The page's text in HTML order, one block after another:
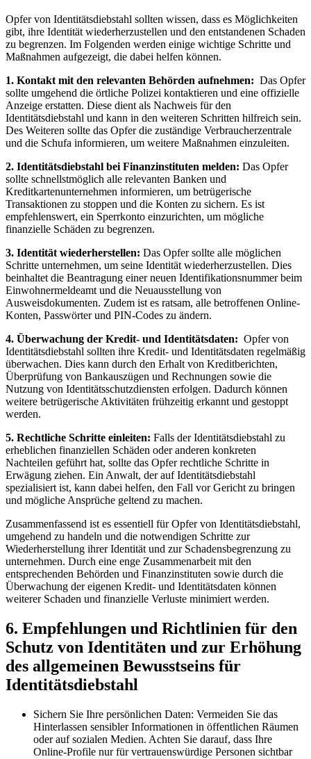
Opfer von⁣ Identitätsdiebstahl sollten‍ wissen, dass es Möglichkeiten
gibt, ihre Identität wiederherzustellen und den entstandenen Schaden
zu begrenzen. Im Folgenden werden einige wichtige ‌Schritte ⁢und
Maßnahmen aufgezeigt, die dabei helfen können.
1. Kontakt⁤ mit den relevanten Behörden aufnehmen: ​ Das Opfer
sollte umgehend die örtliche Polizei kontaktieren und eine offizielle
Anzeige erstatten. Diese​ dient als Nachweis⁤ für den
Identitätsdiebstahl und kann in den weiteren Schritten‌ hilfreich sein.
⁤Des Weiteren⁤ sollte das Opfer die zuständige Verbraucherzentrale
und die Schufa informieren, um weitere Maßnahmen einzuleiten.
2. Identitätsdiebstahl bei Finanzinstituten melden: Das ​Opfer
sollte schnellstmöglich alle relevanten ⁣Banken und
Kreditkartenunternehmen informieren, um betrügerische​
Transaktionen zu stoppen und⁤ die Konten zu sichern. Es ist⁣
empfehlenswert, ein Sperrkonto‌ einzurichten, um mögliche ​
finanzielle Schäden zu begrenzen.
3. Identität wiederherstellen: Das Opfer sollte alle möglichen
Schritte​ unternehmen, um seine Identität wiederherzustellen. Dies
beinhaltet die​ Beantragung einer neuen Identifikationsnummer⁤ beim
Einwohnermeldeamt und die ⁤Neuausstellung von
Ausweisdokumenten. Zudem ist es ratsam, alle betroffenen Online-
Konten, Passwörter und⁤ PIN-Codes zu ändern.
4. Überwachung der​ Kredit- und Identitätsdaten: ⁣ Opfer von
Identitätsdiebstahl sollten ihre Kredit- und Identitätsdaten regelmäßig
überwachen. Dies kann ⁤durch den Erhalt⁤ von Kreditberichten,
Überprüfung von Bankauszügen und Rechnungen sowie die
Nutzung⁢ von Identitätsschutzdiensten ‍erfolgen. Dadurch können
weitere betrügerische Aktivitäten frühzeitig erkannt und‍ gestoppt
werden.
5.​ Rechtliche ⁤Schritte einleiten: Falls der Identitätsdiebstahl zu
erheblichen finanziellen Schäden oder anderen konkreten
Nachteilen geführt hat, sollte das Opfer rechtliche⁣ Schritte in
Erwägung ziehen.⁤ Ein Anwalt, der auf Identitätsdiebstahl
spezialisiert ist, ⁢kann dabei helfen, den Fall ‌vor Gericht zu bringen
und mögliche Ansprüche geltend zu machen.
Zusammenfassend ist es essentiell für Opfer von Identitätsdiebstahl,
umgehend zu handeln und die ‍notwendigen Schritte zur
Wiederherstellung⁣ ihrer Identität und‌ zur Schadensbegrenzung zu
unternehmen. Durch eine enge Zusammenarbeit ‌mit den
entsprechenden Behörden⁤ und Finanzinstituten sowie durch die
Überwachung der⁢ eigenen Kredit-‌ und Identitätsdaten können
weiterer⁣ Schaden und ‍finanzielle Verluste minimiert ‍werden.
6. Empfehlungen und Richtlinien für den
Schutz von Identitäten und zur Erhöhung
des allgemeinen⁢ Bewusstseins für
Identitätsdiebstahl
Sichern Sie ‍Ihre persönlichen Daten: Vermeiden Sie das
Hinterlassen sensibler Informationen in öffentlichen Räumen‍
oder auf sozialen Medien. Achten Sie⁤ darauf, dass Ihre
Online-Profile nur ​für vertrauenswürdige Personen sichtbar